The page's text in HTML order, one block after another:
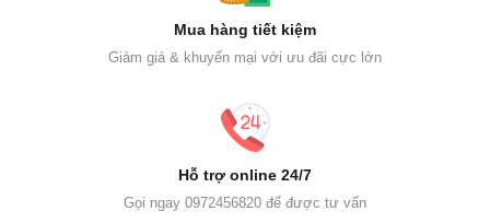
Mua hàng tiết kiệm
Giảm giá & khuyến mại với ưu đãi cực lớn
Hỗ trợ online 24/7
Gọi ngay 0972456820 để được tư vấn